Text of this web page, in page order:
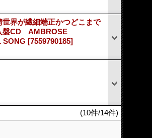
界が繊細端正かつどこまで
盤CD AMBROSE
SONG [7559790185]
(10件/14件)